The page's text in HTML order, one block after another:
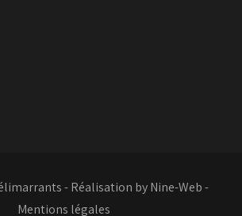
-Réalisation by Nine-Web-
Mentions légales